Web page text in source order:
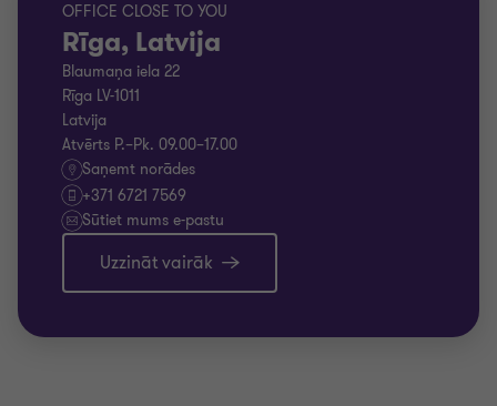
OFFICE CLOSE TO YOU
Rīga, Latvija
Blaumaņa iela 22
Rīga LV-1011
Latvija
Atvērts P.–Pk. 09.00–17.00
Saņemt norādes
+371 6721 7569
Sūtiet mums e-pastu
Uzzināt vairāk